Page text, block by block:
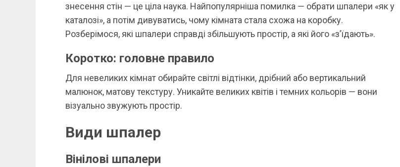
знесення стін — це ціла наука. Найпопулярніша помилка — обрати шпалери «як у
каталозі», а потім дивуватись, чому кімната стала схожа на коробку.
Розберімося, які шпалери справді збільшують простір, а які його «з’їдають».
Коротко: головне правило
Для невеликих кімнат обирайте світлі відтінки, дрібний або вертикальний
малюнок, матову текстуру. Уникайте великих квітів і темних кольорів — вони
візуально звужують простір.
Види шпалер
Вінілові шпалери